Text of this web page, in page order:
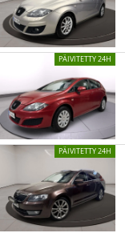
PÄIVITETTY 24H
PÄIVITETTY 24H